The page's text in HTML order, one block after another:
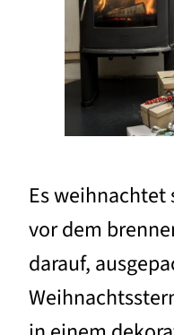
Es weihnachtet
vor dem
darauf,